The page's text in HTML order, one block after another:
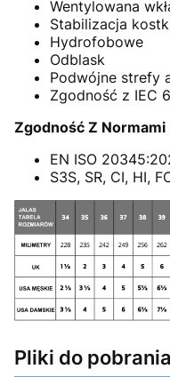
Wentylowana
Stabilizacja
Hydrofobowe
Odblask
Podwójne strefy
Zgodność z IEC
Zgodność Z Normami
EN ISO
S3S, SR, CI, HI,
Pliki do pobrania